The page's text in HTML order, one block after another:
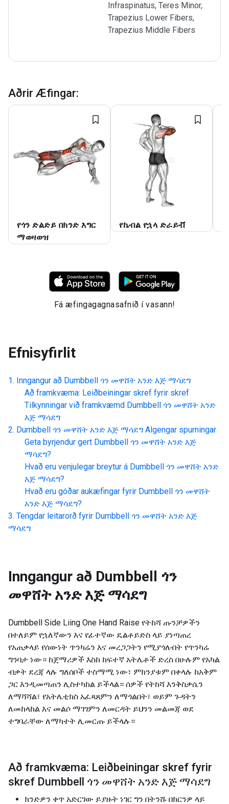
Infraspinatus, Teres Minor,
Trapezius Lower Fibers,
Trapezius Middle Fibers
Aðrir Æfingar:
የጎን ድልድይ በክንድ እግር
ማወዛወዝ
የኬብል የኋላ ድራይቭ
Fá æfingagagnasafnið í vasann!
Efnisyfirlit
Inngangur að Dumbbell ጎን መዋሸት አንድ እጅ ማሳደግ
Að framkvæma: Leiðbeiningar skref fyrir skref
Tilkynningar við framkvæmd Dumbbell ጎን መዋሸት አንድ
እጅ ማሳደግ
Dumbbell ጎን መዋሸት አንድ እጅ ማሳደግ Algengar spurningar
Geta byrjendur gert Dumbbell ጎን መዋሸት አንድ እጅ
ማሳደግ?
Hvað eru venjulegar breytur á Dumbbell ጎን መዋሸት አንድ
እጅ ማሳደግ?
Hvað eru góðar aukæfingar fyrir Dumbbell ጎን መዋሸት
አንድ እጅ ማሳደግ?
Tengdar leitarorð fyrir Dumbbell ጎን መዋሸት አንድ እጅ
ማሳደግ
Inngangur að Dumbbell ጎን
መዋሸት አንድ እጅ ማሳደግ
Dumbbell Side Liing One Hand Raise የትከሻ ጡንቻዎችን
በተለይም የኋለኛውን እና የፊተኛው ዴልቶይድስ ላይ ያነጣጠረ
የአጠቃላይ የሰውነት ጥንካሬን እና መረጋጋትን የሚያጎለብት የጥንካሬ
ግንባታ ነው። ከጀማሪዎች እስከ ከፍተኛ አትሌቶች ድረስ በሁሉም የአካል
ብቃት ደረጃ ላሉ ግለሰቦች ተስማሚ ነው፣ ምክንያቱም በቀላሉ ከአቅም
ጋር እንዲመጣጠን ሊስተካከል ይችላል። ሰዎች የትከሻ እንቅስቃሴን
ለማሻሻል፣ የአትሌቲክስ አፈጻጸምን ለማጎልበት፣ ወይም ጉዳትን
ለመከላከል እና መልሶ ማገገምን ለመርዳት ይህንን መልመጃ ወደ
ተግባራቸው ለማካተት ሊመርጡ ይችላሉ።
Að framkvæma: Leiðbeiningar skref fyrir
skref Dumbbell ጎን መዋሸት አንድ እጅ ማሳደግ
ክንድዎን ቀጥ አድርገው ይያዙት ነገር ግን በትንሹ በክርንዎ ላይ